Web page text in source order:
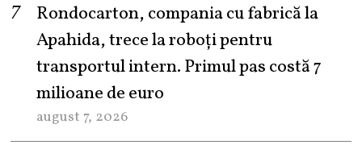
Rondocarton, compania cu fabrică la
Apahida, trece la roboți pentru
transportul intern. Primul pas costă 7
milioane de euro
august 7, 2026